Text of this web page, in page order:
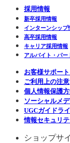
採用情報
新卒採用情報
インターンシップ
高卒採用情報
キャリア採用情報
アルバイト・パー
お客様サポー
ご利用上の注意
個人情報保護
ソーシャルメ
UGCガイドラ
情報セキュリ
ショップサ